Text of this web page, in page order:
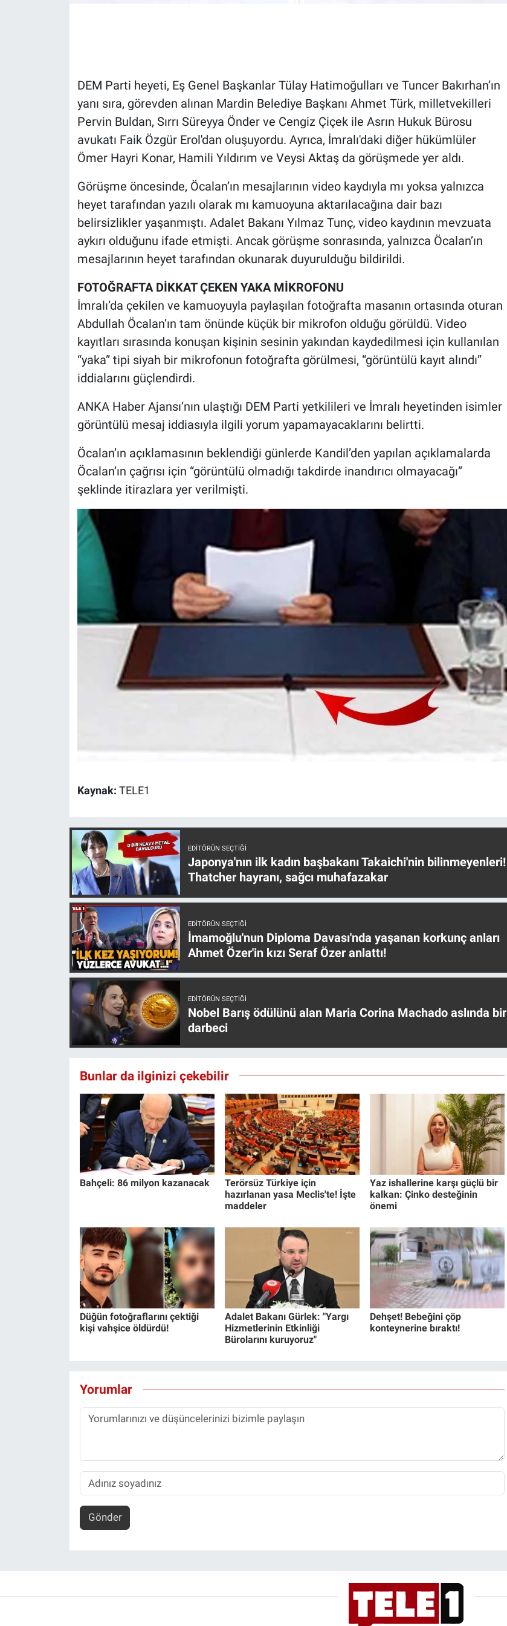
DEM Parti heyeti, Eş Genel Başkanlar Tülay Hatimoğulları ve Tuncer Bakırhan’ın
yanı sıra, görevden alınan Mardin Belediye Başkanı Ahmet Türk, milletvekilleri
Pervin Buldan, Sırrı Süreyya Önder ve Cengiz Çiçek ile Asrın Hukuk Bürosu
avukatı Faik Özgür Erol'dan oluşuyordu. Ayrıca, İmralı'daki diğer hükümlüler
Ömer Hayri Konar, Hamili Yıldırım ve Veysi Aktaş da görüşmede yer aldı.
Görüşme öncesinde, Öcalan’ın mesajlarının video kaydıyla mı yoksa yalnızca
heyet tarafından yazılı olarak mı kamuoyuna aktarılacağına dair bazı
belirsizlikler yaşanmıştı. Adalet Bakanı Yılmaz Tunç, video kaydının mevzuata
aykırı olduğunu ifade etmişti. Ancak görüşme sonrasında, yalnızca Öcalan’ın
mesajlarının heyet tarafından okunarak duyurulduğu bildirildi.
FOTOĞRAFTA DİKKAT ÇEKEN YAKA MİKROFONU
İmralı’da çekilen ve kamuoyuyla paylaşılan fotoğrafta masanın ortasında oturan
Abdullah Öcalan’ın tam önünde küçük bir mikrofon olduğu görüldü. Video
kayıtları sırasında konuşan kişinin sesinin yakından kaydedilmesi için kullanılan
“yaka” tipi siyah bir mikrofonun fotoğrafta görülmesi, “görüntülü kayıt alındı”
iddialarını güçlendirdi.
ANKA Haber Ajansı’nın ulaştığı DEM Parti yetkilileri ve İmralı heyetinden isimler
görüntülü mesaj iddiasıyla ilgili yorum yapamayacaklarını belirtti.
Öcalan’ın açıklamasının beklendiği günlerde Kandil’den yapılan açıklamalarda
Öcalan’ın çağrısı için “görüntülü olmadığı takdirde inandırıcı olmayacağı”
şeklinde itirazlara yer verilmişti.
Kaynak: TELE1
EDITÖRÜN SEÇTIĞI
Japonya'nın ilk kadın başbakanı Takaichi'nin bilinmeyenleri!
Thatcher hayranı, sağcı muhafazakar
EDITÖRÜN SEÇTIĞI
İmamoğlu'nun Diploma Davası'nda yaşanan korkunç anları
Ahmet Özer'in kızı Seraf Özer anlattı!
EDITÖRÜN SEÇTIĞI
Nobel Barış ödülünü alan Maria Corina Machado aslında bir
darbeci
Bunlar da ilginizi çekebilir
Bahçeli: 86 milyon kazanacak
Terörsüz Türkiye için
hazırlanan yasa Meclis'te! İşte
maddeler
Yaz ishallerine karşı güçlü bir
kalkan: Çinko desteğinin
önemi
Düğün fotoğraflarını çektiği
kişi vahşice öldürdü!
Adalet Bakanı Gürlek: "Yargı
Hizmetlerinin Etkinliği
Bürolarını kuruyoruz"
Dehşet! Bebeğini çöp
konteynerine bıraktı!
Yorumlar
Gönder
Koronavirüs
Kültür Sanat
Ne demişti
Programlar
Teknoloji
Türkiye'nin Geleceği
Türkiye'nin Gündemi
Yerel Gündem